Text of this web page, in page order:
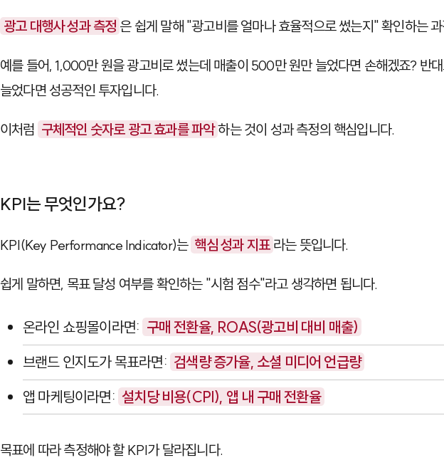
광고 대행사 성과 측정 은 쉽게 말해 "광고비를 얼마나 효율적으로 썼는지" 확인하는
예를 들어, 1,000만 원을 광고비로 썼는데 매출이 500만 원만 늘었다면 손해겠죠? 반
늘었다면 성공적인 투자입니다.
이처럼 구체적인 숫자로 광고 효과를 파악 하는 것이 성과 측정의 핵심입니다.
KPI는 무엇인가요?
KPI(Key Performance Indicator)는 핵심 성과 지표 라는 뜻입니다.
쉽게 말하면, 목표 달성 여부를 확인하는 "시험 점수"라고 생각하면 됩니다.
온라인 쇼핑몰이라면: 구매 전환율, ROAS(광고비 대비 매출)
브랜드 인지도가 목표라면: 검색량 증가율, 소셜 미디어 언급량
앱 마케팅이라면: 설치당 비용(CPI), 앱 내 구매 전환율
목표에 따라 측정해야 할 KPI가 달라집니다.